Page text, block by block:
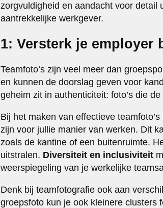
zorgvuldigheid en aandacht voor
aantrekkelijke werkgever.
1: Versterk je employer
Teamfoto’s zijn veel meer dan
en kunnen de doorslag geven voor
geheim zit in authenticiteit: foto’s die
Bij het maken van effectieve
zijn voor jullie manier van werken. Dit
zoals de kantine of een buitenruimte.
uitstralen. Diversiteit en inclusiviteit
weerspiegeling van je werkelijke
Denk bij teamfotografie ook aan
groepsfoto kun je ook kleinere clusters